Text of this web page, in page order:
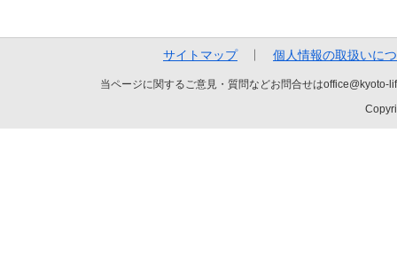
サイトマップ 個人情報の取扱いに
当ページに関するご意見・質問などお問合せは